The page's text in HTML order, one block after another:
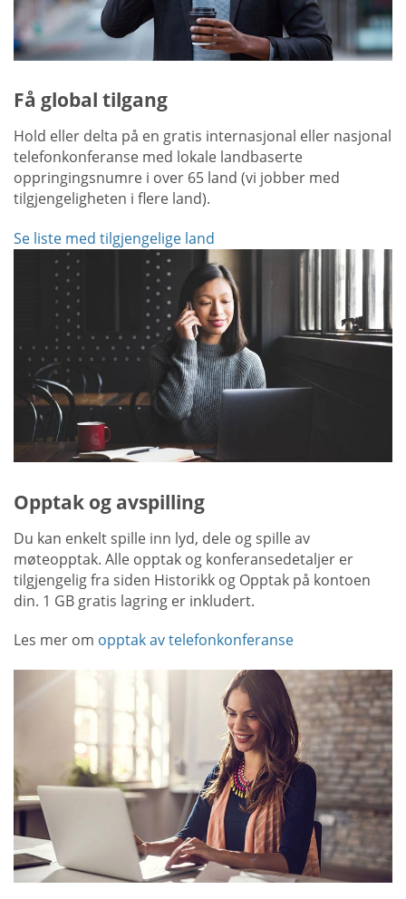
Få global tilgang
Hold eller delta på en gratis internasjonal eller nasjonal
telefonkonferanse med lokale landbaserte
oppringingsnumre i over 65 land (vi jobber med
tilgjengeligheten i flere land).
Se liste med tilgjengelige land
Opptak og avspilling
Du kan enkelt spille inn lyd, dele og spille av
møteopptak. Alle opptak og konferansedetaljer er
tilgjengelig fra siden Historikk og Opptak på kontoen
din. 1 GB gratis lagring er inkludert.
Les mer om opptak av telefonkonferanse